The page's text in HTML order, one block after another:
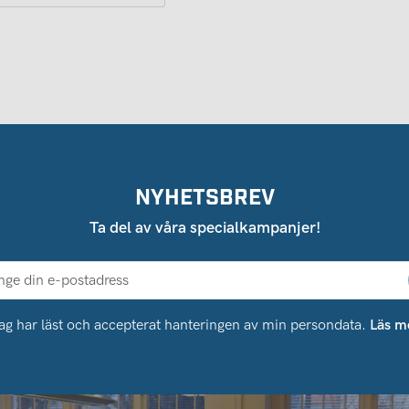
NYHETSBREV
Ta del av våra specialkampanjer!
har läst och accepterat hanteringen av min persondata. Läs